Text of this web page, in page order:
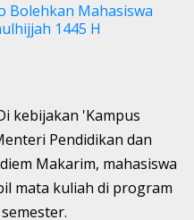
Bolehkan Mahasiswa
1445 H
kebijakan 'Kampus
Pendidikan dan
Makarim, mahasiswa
mata kuliah di program